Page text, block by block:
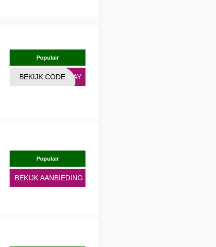
Populair
SDAY
BEKIJK CODE
Populair
BEKIJK AANBIEDING